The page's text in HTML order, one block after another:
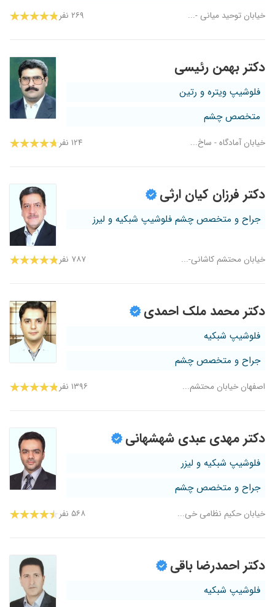
خیابان توحید میانی -... ۲۶۹ نفر
دکتر بهمن رئیسی
فلوشیپ ویتره و رتین
متخصص چشم
خیابان آمادگاه - ساخ... ۱۲۴ نفر
دکتر فرزان کیان ارثی
جراح و متخصص چشم فلوشیپ شبکیه و لیرز
خیابان محتشم کاشانی-... ۷۸۷ نفر
دکتر محمد ملک احمدی
فلوشیپ شبکیه
جراح و متخصص چشم
اصفهان خیابان محتشم... ۱۳۹۶ نفر
دکتر مهدی عبدی شهشهانی
فلوشیپ شبکیه و لیزر
جراح و متخصص چشم
خیابان حکیم نظامی خی... ۵۶۸ نفر
دکتر احمدرضا باقی
فلوشیپ شبکیه